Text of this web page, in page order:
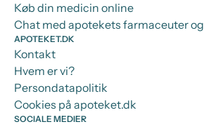
Køb din medicin online
Chat med apotekets farmaceuter
APOTEKET.DK
Kontakt
Hvem er vi?
Persondatapolitik
Cookies på apoteket.dk
SOCIALE MEDIER